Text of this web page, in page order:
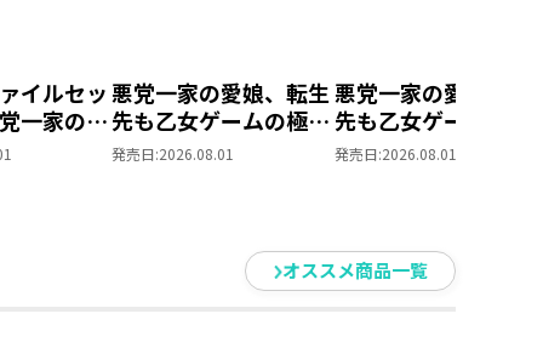
イルセッ
一家の愛
乙女ゲー
悪党一家の愛娘、転生
先も乙女ゲームの極道
令嬢でした。
発売日:2026.08.01
悪党一家の愛娘、転
先も乙女ゲームの極
令嬢でした。 クリ
発売日:2026.08.01
オススメ商品一覧